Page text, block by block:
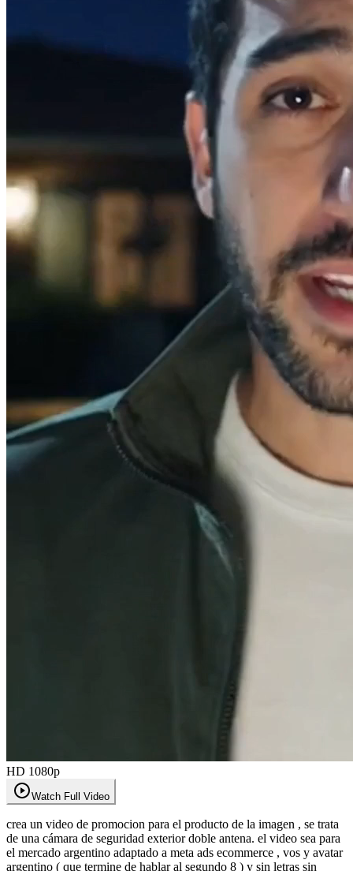
HD 1080p
Watch Full Video
crea un video de promocion para el producto de la imagen , se trata
de una cámara de seguridad exterior doble antena. el video sea para
el mercado argentino adaptado a meta ads ecommerce , vos y avatar
argentino ( que termine de hablar al segundo 8 ) y sin letras sin